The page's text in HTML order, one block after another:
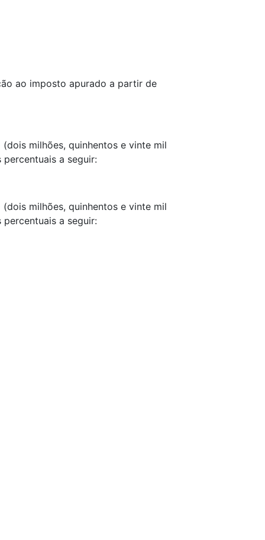
ao imposto apurado a partir de
milhões, quinhentos e vinte mil
a seguir:
milhões, quinhentos e vinte mil
a seguir: